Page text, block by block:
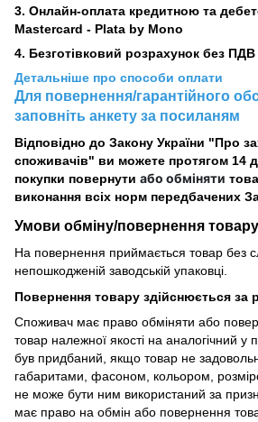
3. Онлайн-оплата кредитною та
Mastercard - Plata by Mono
4. Безготівковий розрахунок без ПДВ
Детальніше про способи оплати
Для повернення/гарантійного
заповніть анкету за посиланям
Відповідно до Закону України "Про
споживачів" ви можете протягом 14
покупки повернути або обміняти
виконання всіх норм передбачених
Умови обміну/повернення товару
На повернення приймається товар без
непошкодженій заводській упаковці.
Повернення товару здійснюється за
Споживач має право обміняти або
товар належної якості на аналогічний у
був придбаний, якщо товар не
габаритами, фасоном, кольором,
не може бути ним використаний за
має право на обмін або повернення